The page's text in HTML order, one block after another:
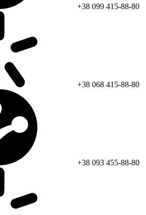
+38 099 415-88-80
+38 068 415-88-80
+38 093 455-88-80